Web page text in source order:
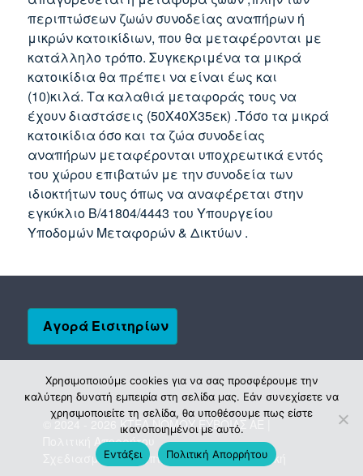
περιπτώσεων ζωών συνοδείας αναπήρων ή
μικρών κατοικίδιων, που θα μεταφέρονται με
κατάλληλο τρόπο. Συγκεκριμένα τα μικρά
κατοικίδια θα πρέπει να είναι έως και
(10)κιλά. Τα καλαθιά μεταφοράς τους να
έχουν διαστάσεις (50Χ40Χ35εκ) .Τόσο τα μικρά
κατοικίδια όσο και τα ζώα συνοδείας
αναπήρων μεταφέρονται υποχρεωτικά εντός
του χώρου επιβατών με την συνοδεία των
ιδιοκτήτων τους όπως να αναφέρεται στην
εγκύκλιο Β/41804/4443 του Υπουργείου
Υποδομών Μεταφορών & Δικτύων .
Αγορά Εισιτηρίων
© 2024 - 2026 ΚΤΕΛ ΝΟΜΟΥ ΕΥΒΟΙΑΣ ΑΕ |
Πολιτική Απορρήτου
Σχεδιασμός & Ανάπτυξη:ΙΜΕ Πληροφορική
Χρησιμοποιούμε cookies για να σας προσφέρουμε την
καλύτερη δυνατή εμπειρία στη σελίδα μας. Εάν συνεχίσετε να
χρησιμοποιείτε τη σελίδα, θα υποθέσουμε πως είστε
ικανοποιημένοι με αυτό.
Εντάξει
Πολιτική Απορρήτου